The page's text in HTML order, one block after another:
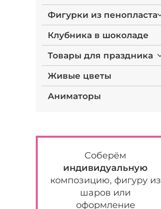
Фигурки из пенопласта
Клубника в шоколаде
Товары для праздника
Живые цветы
Аниматоры
Соберём
индивидуальную
композицию, фигуру из
шаров или
оформление